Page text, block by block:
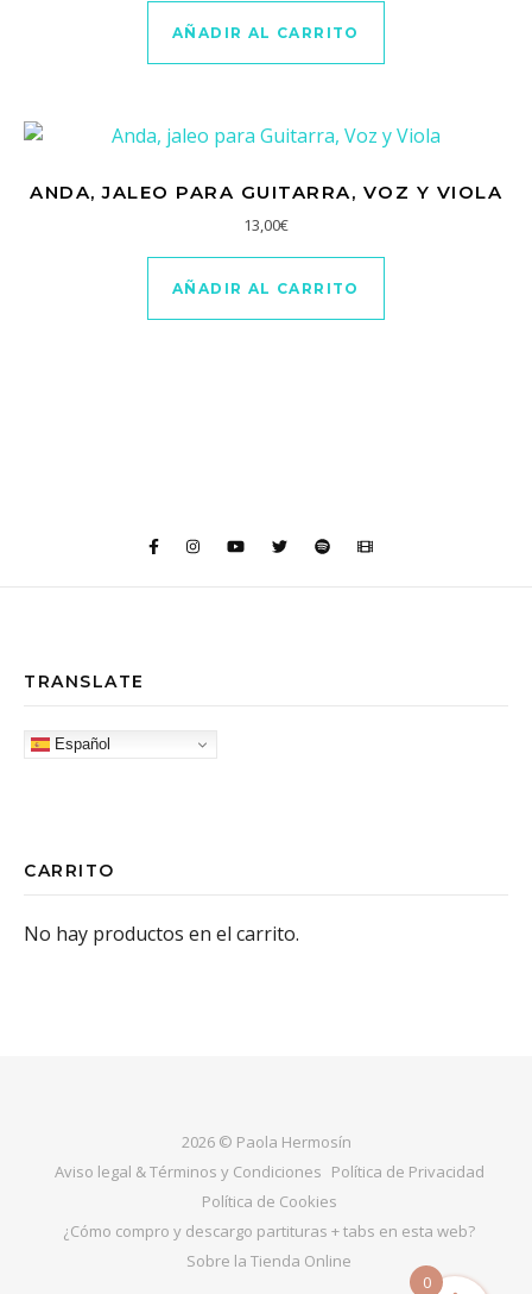
AÑADIR AL CARRITO
ANDA, JALEO PARA GUITARRA, VOZ Y VIOLA
13,00€
AÑADIR AL CARRITO
TRANSLATE
Español
CARRITO
No hay productos en el carrito.
2026 © Paola Hermosín
Aviso legal & Términos y Condiciones Política de Privacidad
Política de Cookies
¿Cómo compro y descargo partituras + tabs en esta web?
Sobre la Tienda Online
0